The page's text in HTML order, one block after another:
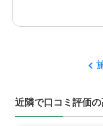
内科医や歯科医の定
看護士常駐なので、
近隣で口コミ評価